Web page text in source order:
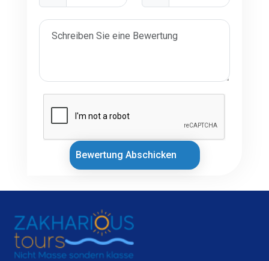
Bewertung Abschicken